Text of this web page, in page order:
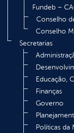
Fundeb –
Conselho
Conselho
Secretarias
Educação,
Finanças
Governo
Políticas da